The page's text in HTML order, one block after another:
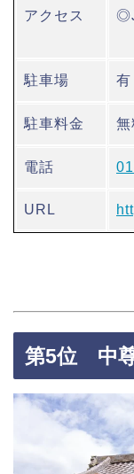
アクセス
駐車場
駐車料金 無
電話
URL
第5位 中尊